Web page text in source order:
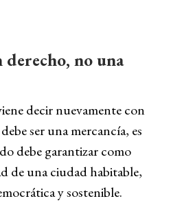
derecho, no una
decir nuevamente con
ser una mercancía, es
debe garantizar como
de una ciudad habitable,
y sostenible.